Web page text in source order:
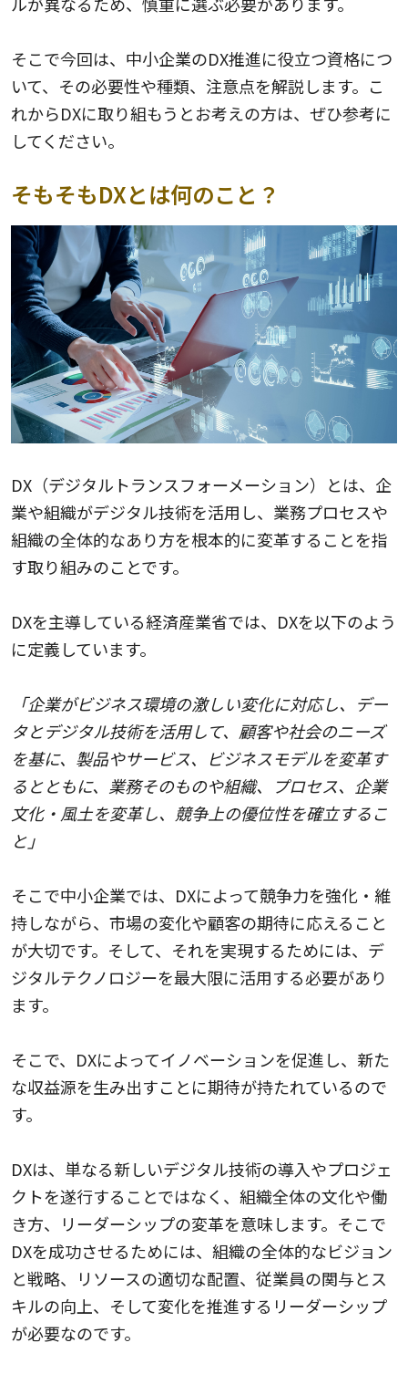
そこで今回は、中小企業のDX推進に役立つ資格につ
いて、その必要性や種類、注意点を解説します。こ
れからDXに取り組もうとお考えの方は、ぜひ参考に
してください。
そもそもDXとは何のこと？
DX（デジタルトランスフォーメーション）とは、企
業や組織がデジタル技術を活用し、業務プロセスや
組織の全体的なあり方を根本的に変革することを指
す取り組みのことです。
DXを主導している経済産業省では、DXを以下のよう
に定義しています。
「企業がビジネス環境の激しい変化に対応し、デー
タとデジタル技術を活用して、顧客や社会のニーズ
を基に、製品やサービス、ビジネスモデルを変革す
るとともに、業務そのものや組織、プロセス、企業
文化・風土を変革し、競争上の優位性を確立するこ
と」
そこで中小企業では、DXによって競争力を強化・維
持しながら、市場の変化や顧客の期待に応えること
が大切です。そして、それを実現するためには、デ
ジタルテクノロジーを最大限に活用する必要があり
ます。
そこで、DXによってイノベーションを促進し、新た
な収益源を生み出すことに期待が持たれているので
す。
DXは、単なる新しいデジタル技術の導入やプロジェ
クトを遂行することではなく、組織全体の文化や働
き方、リーダーシップの変革を意味します。そこで
DXを成功させるためには、組織の全体的なビジョン
と戦略、リソースの適切な配置、従業員の関与とス
キルの向上、そして変化を推進するリーダーシップ
が必要なのです。